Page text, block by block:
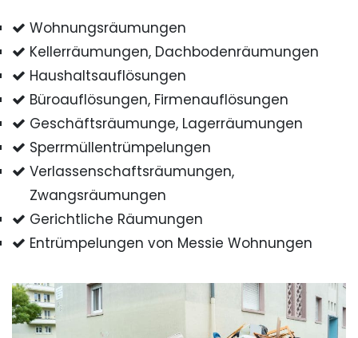
Wohnungsräumungen
Kellerräumungen, Dachbodenräumungen
Haushaltsauflösungen
Büroauflösungen, Firmenauflösungen
Geschäftsräumunge, Lagerräumungen
Sperrmüllentrümpelungen
Verlassenschaftsräumungen,
Zwangsräumungen
Gerichtliche Räumungen
Entrümpelungen von Messie Wohnungen